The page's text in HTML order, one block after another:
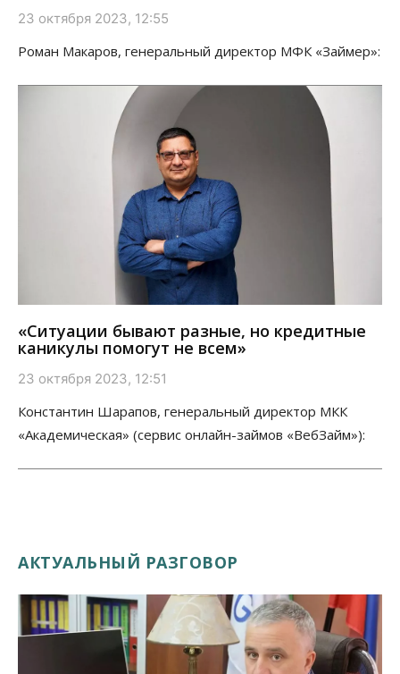
23 октября 2023, 12:55
Роман Макаров, генеральный директор МФК «Займер»:
«Ситуации бывают разные, но кредитные
каникулы помогут не всем»
23 октября 2023, 12:51
Константин Шарапов, генеральный директор МКК
«Академическая» (сервис онлайн-займов «ВебЗайм»):
АКТУАЛЬНЫЙ РАЗГОВОР